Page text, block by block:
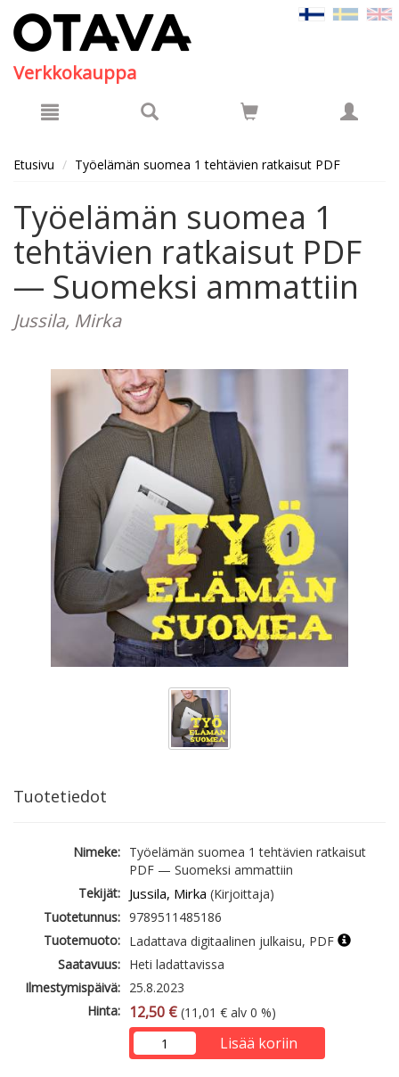
Verkkokauppa
Etusivu Työelämän suomea 1 tehtävien ratkaisut PDF
Työelämän suomea 1
tehtävien ratkaisut PDF
— Suomeksi ammattiin
Jussila, Mirka
Tuotetiedot
Nimeke: Työelämän suomea 1 tehtävien ratkaisut
PDF — Suomeksi ammattiin
Tekijät: Jussila, Mirka (Kirjoittaja)
Tuotetunnus: 9789511485186
Tuotemuoto: Ladattava digitaalinen julkaisu, PDF
Saatavuus: Heti ladattavissa
Ilmestymispäivä: 25.8.2023
Hinta:
12,50 € (11,01 € alv 0 %)
Lisää koriin